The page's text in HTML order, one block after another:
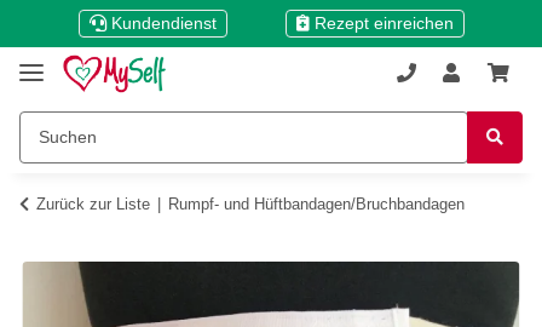
Kundendienst Rezept einreichen
Zurück zur Liste Rumpf- und Hüftbandagen/Bruchbandagen